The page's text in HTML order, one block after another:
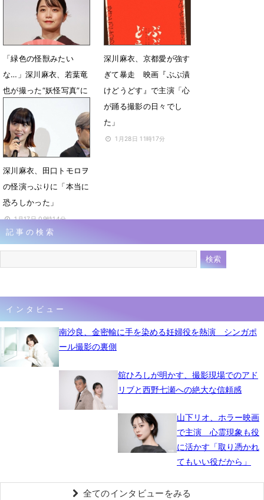
12月11日 10時48分
「緑色の怪獣みたい
な…」深川麻衣、若葉竜
也が撮った“妖怪写真”に
驚き
5月22日 19時06分
深川麻衣、京都愛が強す
ぎて暴走 映画『ぶぶ漬
けどうどす』で主演「心
が踊る撮影の日々でし
た」
1月28日 11時17分
深川麻衣、田口トモロヲ
の怪演っぷりに「本当に
恐ろしかった」
1月17日 09時14分
記事の検索
インタビュー
南沙良、金密輸に手を染める妊婦役を熱演 シンガポ
ール撮影の裏側
舘ひろしが明かす、撮影現場でのアド
リブと西野七瀬への絶大な信頼感
山下リオ、ホラー映画
で主演 心霊現象も役
に活かす「取り憑かれ
てもいい役だから」
全てのインタビューをみる